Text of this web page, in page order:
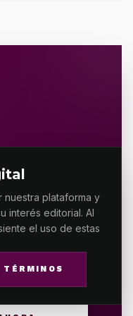
nuestra plataforma y
interés editorial. Al
el uso de estas
TÉRMINOS
más relevante